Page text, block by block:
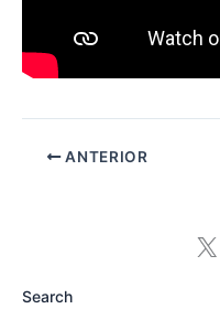
ANTERIOR
X
Search